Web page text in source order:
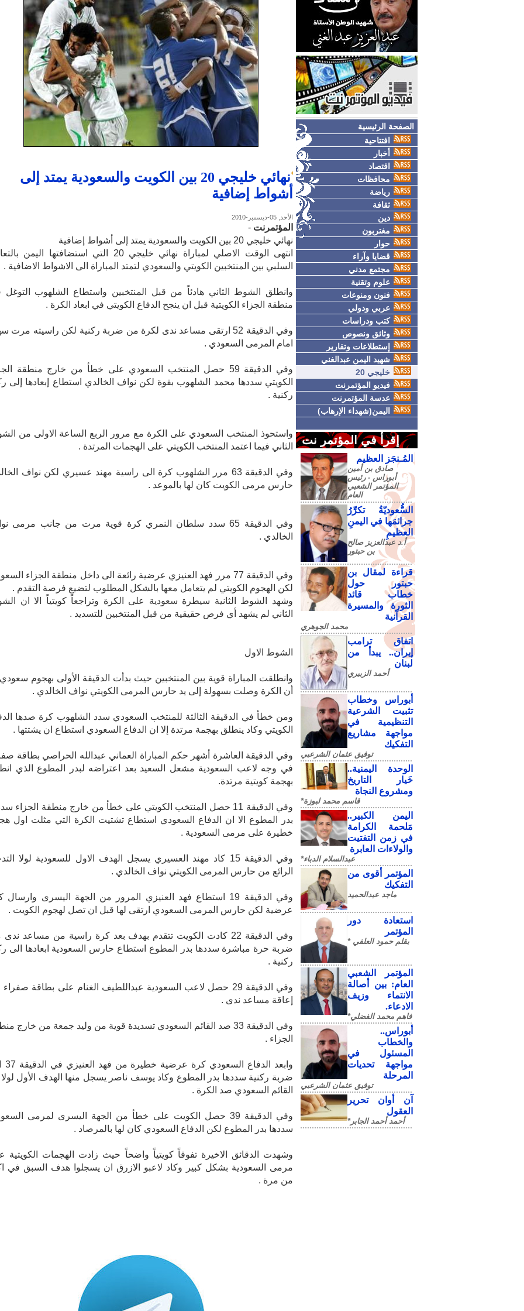
الصفحة الرئيسية
افتتاحية
أخبار
اقتصاد
محافظات
رياضة
ثقافة
دين
مغتربون
حوار
قضايا وآراء
مجتمع مدني
علوم وتقنية
فنون ومنوعات
عربي ودولي
كتب ودراسات
وثائق ونصوص
إستطلاعات وتقارير
شهيد اليمن عبدالغني
خليجي 20
فيديو المؤتمرنت
عدسة المؤتمرنت
اليمن(شهداء الإرهاب)
إقرأ في المؤتمر نت
المُـنجَز العظيم
صادق‮ ‬بن‮ ‬أمين‮
‬أبوراس - رئيس‮
‬المؤتمر‮ ‬الشعبي‮
‬العام
السُّعوديّةُ تكرِّرُ
جرائمَها في اليمنِ
العظيمِ
أ.د عبدالعزيز صالح
بن حبتور
قراءة لمقال بن
حبتور حول
خطاب قائد
الثورة والمسيرة
القرآنية
محمد الجوهري
اتفاق ترامب
إيران.. يبدأ من
لبنان
أحمد الزبيري
أبوراس وخطاب
تثبيت الشرعية
التنظيمية في
مواجهة مشاريع
التفكيك
توفيق عثمان الشرعبي
الوحدة اليمنية..
خَيار التاريخ
ومشروع النجاة
قاسم محمد لبوزة*
​اليمن الكبير..
مَلحمة الكرامة
في زمن التفتيت
والولاءات العابرة
عبدالسلام الدباء*
المؤتمر أقوى من
التفكيك
ماجد عبدالحميد
استعادة دور
المؤتمر
بقلم حمود العلفي *
المؤتمر الشعبي
العام: بين أصالة
الانتماء وزيف
الادعاء.
فاهم محمد الفضلي*
أبوراس..
والخطاب
المسئول في
مواجهة تحديات
المرحلة
توفيق عثمان الشرعبي
آن أوان تحرير
العقول
أحمد أحمد الجابر*
نهائي خليجي 20 بين الكويت والسعودية يمتد إلى
أشواط إضافية
الأحد, 05-ديسمبر-2010
المؤتمرنت -
نهائي خليجي 20 بين الكويت والسعودية يمتد إلى أشواط إضافية
انتهى الوقت الاصلي لمباراة نهائي خليجي 20 التي استضافتها اليمن
السلبي بين المنتخبين الكويتي والسعودي لتمتد المباراة الى الاشواط الاضافية .
وانطلق الشوط الثاني هادئاً من قبل المنتخبين واستطاع الشلهوب
منطقة الجزاء الكويتية قبل ان ينجح الدفاع الكويتي في ابعاد الكرة .
وفي الدقيقة 52 ارتقى مساعد ندى لكرة من ضربة ركنية لكن راسيته مرت
امام المرمى السعودي .
وفي الدقيقة 59 حصل المنتخب السعودي على خطأ من خارج منطقة
الكويتي سددها محمد الشلهوب بقوة لكن نواف الخالدي استطاع إبعادها إلى
ركنية .
واستحوذ المنتخب السعودي على الكرة مع مرور الربع الساعة الاولى من
الثاني فيما اعتمد المنتخب الكويتي على الهجمات المرتدة .
وفي الدقيقة 63 مرر الشلهوب كرة الى راسية مهند عسيري لكن نواف
حارس مرمى الكويت كان لها بالموعد .
وفي الدقيقة 65 سدد سلطان النمري كرة قوية مرت من جانب مرمى
الخالدي .
وفي الدقيقة 77 مرر فهد العنيزي عرضية رائعة الى داخل منطقة الجزاء
لكن الهجوم الكويتي لم يتعامل معها بالشكل المطلوب لتضيع فرصة التقدم .
وشهد الشوط الثانية سيطرة سعودية على الكرة وتراجعاً كويتياً الا ان
الثاني لم يشهد أي فرص حقيقية من قبل المنتخبين للتسديد .
الشوط الاول
وانطلقت المباراة قوية بين المنتخبين حيث بدأت الدقيقة الأولى بهجوم سعودي
أن الكرة وصلت بسهولة إلى يد حارس المرمى الكويتي نواف الخالدي .
ومن خطأ في الدقيقة الثالثة للمنتخب السعودي سدد الشلهوب كرة صدها
الكويتي وكاد ينطلق بهجمة مرتدة إلا ان الدفاع السعودي استطاع ان يشتتها .
وفي الدقيقة العاشرة أشهر حكم المباراة العماني عبدالله الحراصي بطاقة
في وجه لاعب السعودية مشعل السعيد بعد اعتراضه لبدر المطوع الذي
بهجمة كويتية مرتدة.
وفي الدقيقة 11 حصل المنتخب الكويتي على خطأ من خارج منطقة الجزاء
بدر المطوع الا ان الدفاع السعودي استطاع تشتيت الكرة التي مثلت اول
خطيرة على مرمى السعودية .
وفي الدقيقة 15 كاد مهند العسيري يسجل الهدف الاول للسعودية لولا
الرائع من حارس المرمى الكويتي نواف الخالدي .
وفي الدقيقة 19 استطاع فهد العنيزي المرور من الجهة اليسرى وارسال
عرضية لكن حارس المرمى السعودي ارتقى لها قبل ان تصل لهجوم الكويت .
وفي الدقيقة 22 كادت الكويت تتقدم بهدف بعد كرة راسية من مساعد
ضربة حرة مباشرة سددها بدر المطوع استطاع حارس السعودية ابعادها الى
ركنية .
وفي الدقيقة 29 حصل لاعب السعودية عبداللطيف الغنام على بطاقة صفراء
إعاقة مساعد ندى .
وفي الدقيقة 33 صد القائم السعودي تسديدة قوية من وليد جمعة من خارج
الجزاء .
ضربة ركنية سددها بدر المطوع وكاد يوسف ناصر يسجل منها الهدف الأول
القائم السعودي صد الكرة .
وفي الدقيقة 39 حصل الكويت على خطأ من الجهة اليسرى لمرمى
سددها بدر المطوع لكن الدفاع السعودي كان لها بالمرصاد .
وشهدت الدقائق الاخيرة تفوقاً كويتياً واضحاً حيث زادت الهجمات الكويتية
مرمى السعودية بشكل كبير وكاد لاعبو الازرق ان يسجلوا هدف السبق في
من مرة .